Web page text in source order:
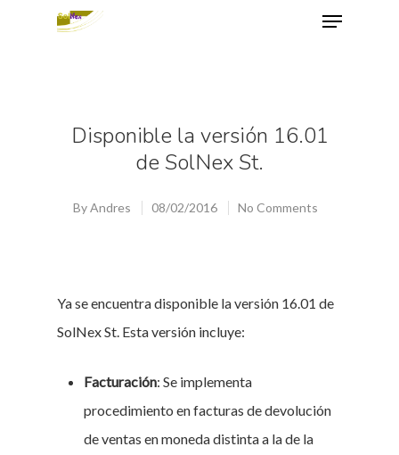
Disponible la versión 16.01
de SolNex St.
ByAndres 08/02/2016 No Comments
Ya se encuentra disponible la versión 16.01 de
SolNex St. Esta versión incluye:
Facturación: Se implementa
procedimiento en facturas de devolución
de ventas en moneda distinta a la de la